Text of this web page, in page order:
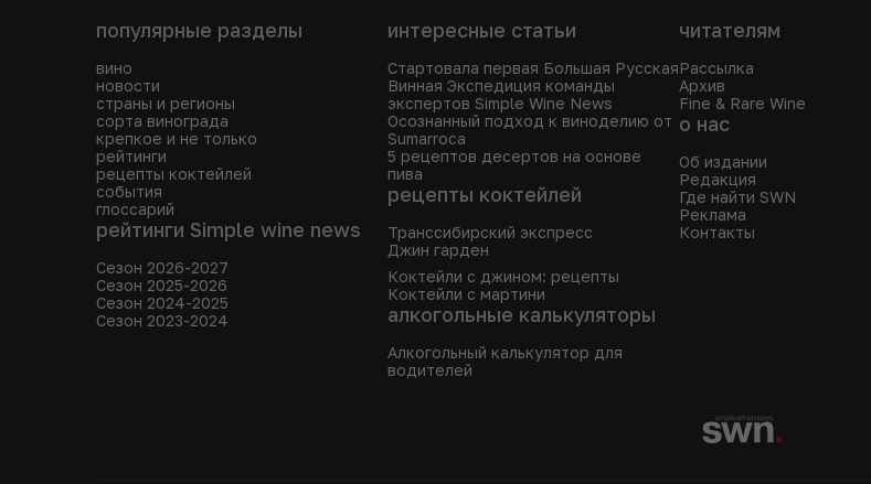
популярные разделы
вино
новости
страны и регионы
сорта винограда
крепкое и не только
рейтинги
рецепты коктейлей
события
глоссарий
рейтинги Simple wine news
Сезон 2026-2027
Сезон 2025-2026
Сезон 2024-2025
Сезон 2023-2024
интересные статьи
Стартовала первая Большая Русская
Винная Экспедиция команды
экспертов Simple Wine News
Осознанный подход к виноделию от
Sumarroca
5 рецептов десертов на основе
пива
рецепты коктейлей
Транссибирский экспресс
Джин гарден
Коктейли с джином: рецепты
Коктейли с мартини
алкогольные калькуляторы
Алкогольный калькулятор для
водителей
читателям
Рассылка
Архив
Fine & Rare Wine
о нас
Об издании
Редакция
Где найти SWN
Реклама
Контакты